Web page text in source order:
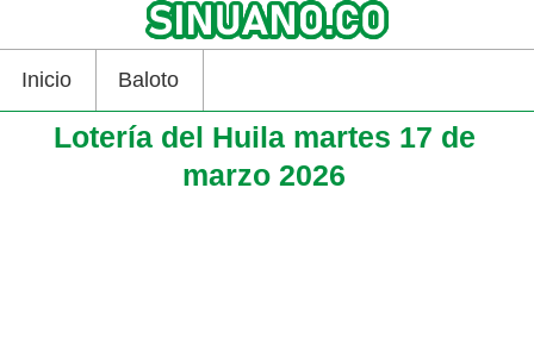
Inicio Baloto
Lotería del Huila martes 17 de
marzo 2026